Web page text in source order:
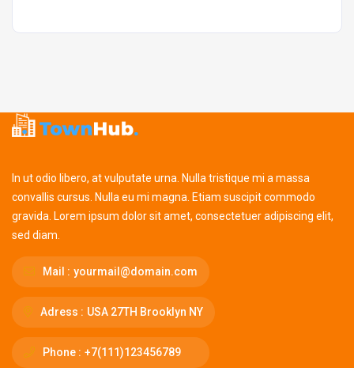
In ut odio libero, at vulputate urna. Nulla tristique mi a massa
convallis cursus. Nulla eu mi magna. Etiam suscipit commodo
gravida. Lorem ipsum dolor sit amet, consectetuer adipiscing elit,
sed diam.
Mail : yourmail@domain.com
Adress : USA 27TH Brooklyn NY
Phone : +7(111)123456789